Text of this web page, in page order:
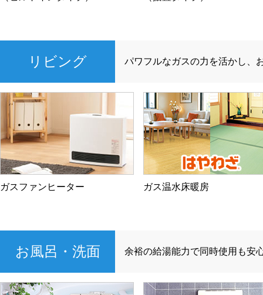
リビング パワフルなガスの力を活かし、
ガスファンヒーター ガス温水床暖房
お風呂・洗面 余裕の給湯能力で同時使用も安